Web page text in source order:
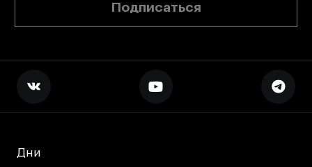
Подписаться
Дни
Дни